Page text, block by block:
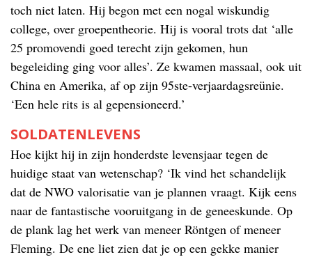
toch niet laten. Hij begon met een nogal wiskundig
college, over groepentheorie. Hij is vooral trots dat ‘alle
25 promovendi goed terecht zijn gekomen, hun
begeleiding ging voor alles’. Ze kwamen massaal, ook uit
China en Amerika, af op zijn 95ste-verjaardagsreünie.
‘Een hele rits is al gepensioneerd.’
SOLDATENLEVENS
Hoe kijkt hij in zijn honderdste levensjaar tegen de
huidige staat van wetenschap? ‘Ik vind het schandelijk
dat de NWO valorisatie van je plannen vraagt. Kijk eens
naar de fantastische vooruitgang in de geneeskunde. Op
de plank lag het werk van meneer Röntgen of meneer
Fleming. De ene liet zien dat je op een gekke manier